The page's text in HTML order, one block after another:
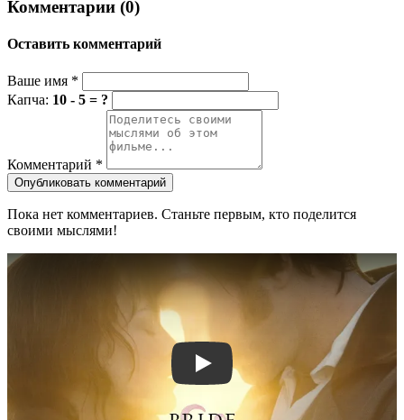
Комментарии (0)
Оставить комментарий
Ваше имя *
Капча: 10 - 5 = ?
Комментарий *
Опубликовать комментарий
Пока нет комментариев. Станьте первым, кто поделится
своими мыслями!
Смотреть трейлер